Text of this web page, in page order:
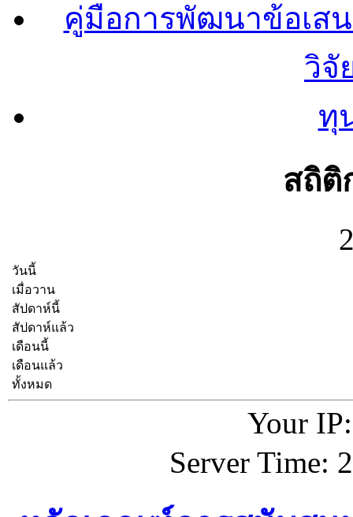
คู่มือการพัฒนาข้อเสน
วิจั
ทุ
สถิติ
วันนี้
เมื่อวาน
สัปดาห์นี้
สัปดาห์แล้ว
เดือนนี้
เดือนแล้ว
ทั้งหมด
Your
Server Time: